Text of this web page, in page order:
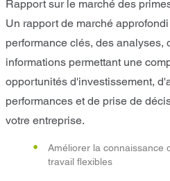
Rapport sur le marché des
Un rapport de marché
performance clés, des analyses,
informations permettant une
opportunités d'investissement,
performances et de prise de
votre entreprise.
Améliorer la connaissance
travail flexibles